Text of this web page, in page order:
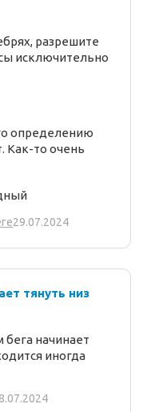
разрешите
исключительно
определению
Как-то очень
29.07.2024
тянуть низ
начинает
иногда